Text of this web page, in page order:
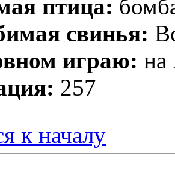
птица:
свинья:
играю: на
257
к началу